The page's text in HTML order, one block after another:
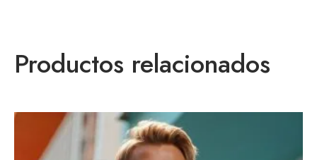
Productos relacionados